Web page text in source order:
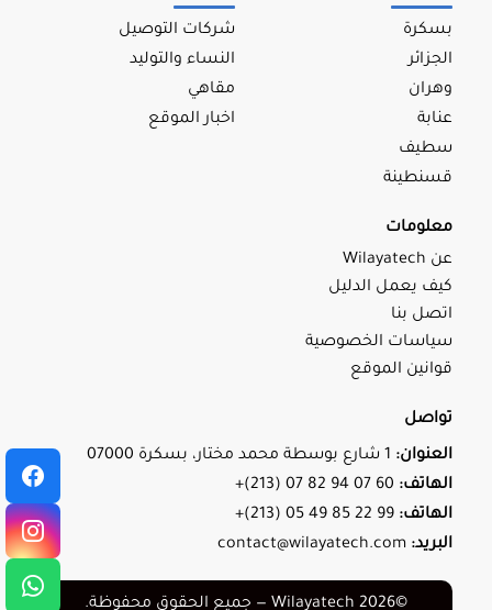
بسكرة
الجزائر
وهران
عنابة
سطيف
قسنطينة
شركات التوصيل
النساء والتوليد
مقاهي
اخبار الموقع
معلومات
عن Wilayatech
كيف يعمل الدليل
اتصل بنا
سياسات الخصوصية
قوانين الموقع
تواصل
العنوان:
الهاتف: +(213) 07 82 94 07 60
الهاتف: +(213) 05 49 85 22 99
البريد: contact@wilayatech.com
©2026 Wilayatech — جميع الحقوق محفوظة.